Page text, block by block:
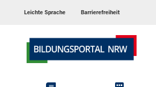
Sprachen
Leichte Sprache Barrierefreiheit
Hauptmenü